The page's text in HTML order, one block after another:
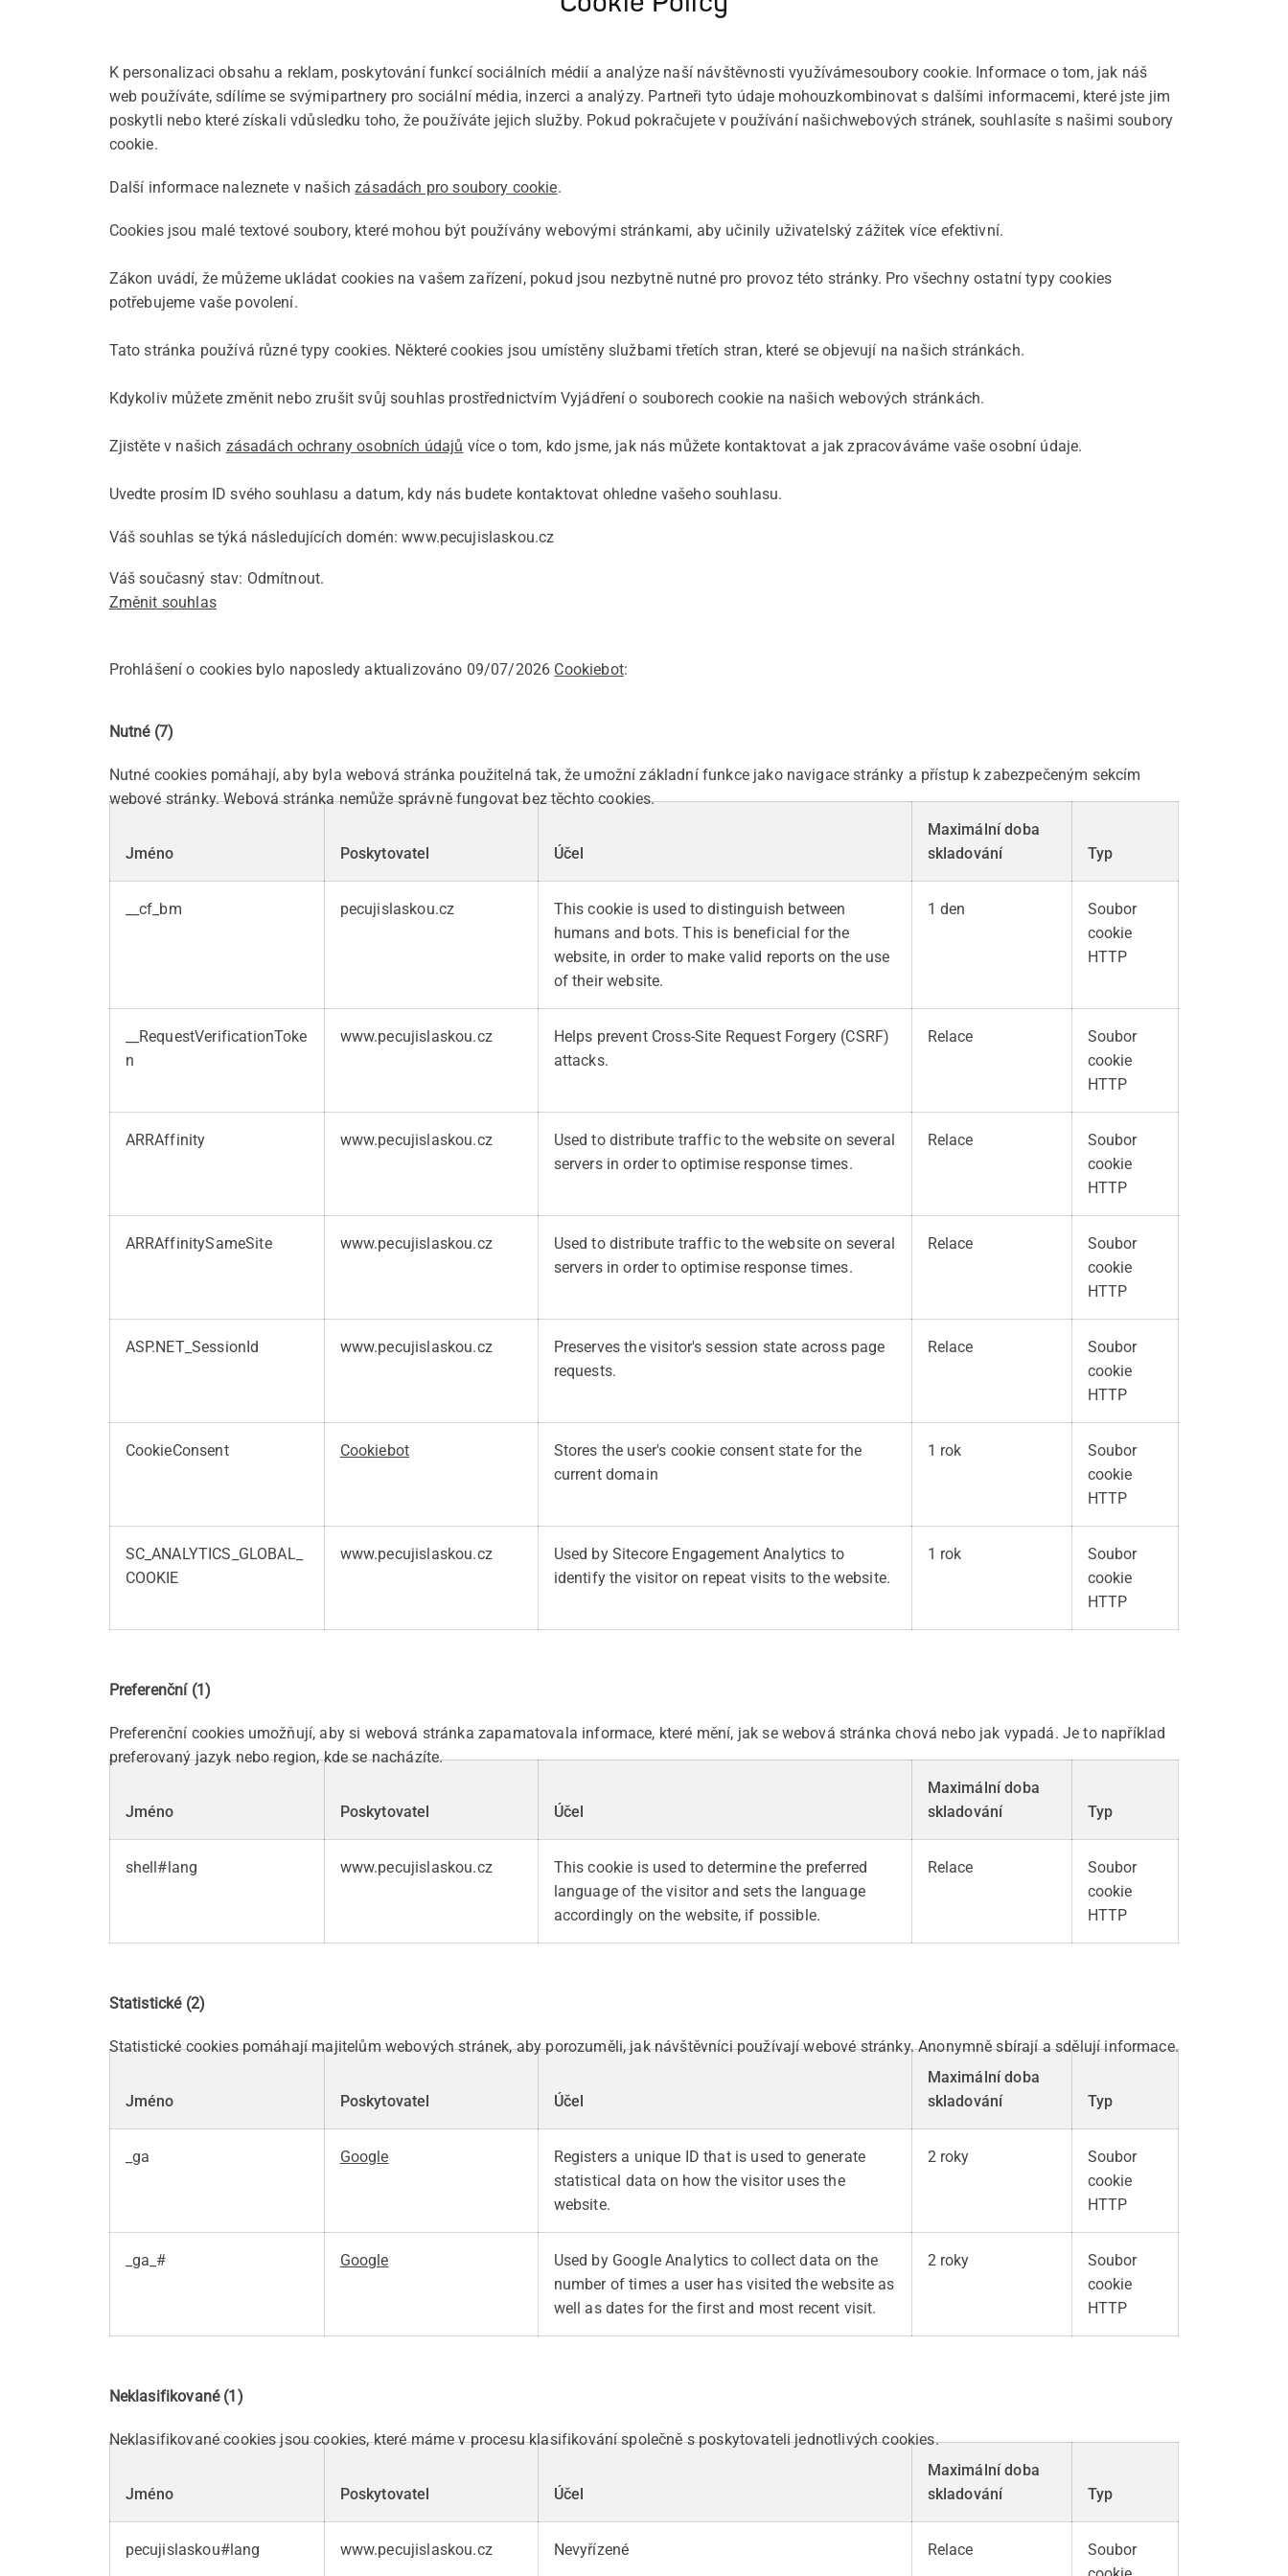
K personalizaci obsahu a reklam, poskytování funkcí sociálních médií a analýze naší návštěvnosti využívámesoubory cookie. Informace o tom, jak náš
web používáte, sdílíme se svýmipartnery pro sociální média, inzerci a analýzy. Partneři tyto údaje mohouzkombinovat s dalšími informacemi, které jste jim
poskytli nebo které získali vdůsledku toho, že používáte jejich služby. Pokud pokračujete v používání našichwebových stránek, souhlasíte s našimi soubory
cookie.
Další informace naleznete v našichzásadách pro soubory cookie.
Cookies jsou malé textové soubory, které mohou být používány webovými stránkami, aby učinily uživatelský zážitek více efektivní.
Zákon uvádí, že můžeme ukládat cookies na vašem zařízení, pokud jsou nezbytně nutné pro provoz této stránky. Pro všechny ostatní typy cookies
potřebujeme vaše povolení.
Tato stránka používá různé typy cookies. Některé cookies jsou umístěny službami třetích stran, které se objevují na našich stránkách.
Kdykoliv můžete změnit nebo zrušit svůj souhlas prostřednictvím Vyjádření o souborech cookie na našich webových stránkách.
Zjistěte v našich zásadách ochrany osobních údajů více o tom, kdo jsme, jak nás můžete kontaktovat a jak zpracováváme vaše osobní údaje.
Uvedte prosím ID svého souhlasu a datum, kdy nás budete kontaktovat ohledne vašeho souhlasu.
Váš souhlas se týká následujících domén: www.pecujislaskou.cz
Váš současný stav: Odmítnout.
Změnit souhlas
Prohlášení o cookies bylo naposledy aktualizováno 09/07/2026 Cookiebot:
Nutné (7)
Nutné cookies pomáhají, aby byla webová stránka použitelná tak, že umožní základní funkce jako navigace stránky a přístup k zabezpečeným sekcím
webové stránky. Webová stránka nemůže správně fungovat bez těchto cookies.
Jméno Poskytovatel Účel
Maximální doba
skladování
Typ
__cf_bm pecujislaskou.cz
This cookie is used to distinguish between
humans and bots. This is beneficial for the
website, in order to make valid reports on the use
of their website.
1 den
Soubor
cookie
HTTP
__RequestVerificationToke
n
www.pecujislaskou.cz
Helps prevent Cross-Site Request Forgery (CSRF)
attacks.
Relace
Soubor
cookie
HTTP
ARRAffinity www.pecujislaskou.cz
Used to distribute traffic to the website on several
servers in order to optimise response times.
Relace
Soubor
cookie
HTTP
ARRAffinitySameSite www.pecujislaskou.cz
Used to distribute traffic to the website on several
servers in order to optimise response times.
Relace
Soubor
cookie
HTTP
ASP.NET_SessionId www.pecujislaskou.cz
Preserves the visitor's session state across page
requests.
Relace
Soubor
cookie
HTTP
CookieConsent Cookiebot
Stores the user's cookie consent state for the
current domain
1 rok
Soubor
cookie
HTTP
SC_ANALYTICS_GLOBAL_
COOKIE
www.pecujislaskou.cz
Used by Sitecore Engagement Analytics to
identify the visitor on repeat visits to the website.
1 rok
Soubor
cookie
HTTP
Preferenční (1)
Preferenční cookies umožňují, aby si webová stránka zapamatovala informace, které mění, jak se webová stránka chová nebo jak vypadá. Je to například
preferovaný jazyk nebo region, kde se nacházíte.
Jméno Poskytovatel Účel
Maximální doba
skladování
Typ
shell#lang www.pecujislaskou.cz
This cookie is used to determine the preferred
language of the visitor and sets the language
accordingly on the website, if possible.
Relace
Soubor
cookie
HTTP
Statistické (2)
Statistické cookies pomáhají majitelům webových stránek, aby porozuměli, jak návštěvníci používají webové stránky. Anonymně sbírají a sdělují informace.
Jméno Poskytovatel Účel
Maximální doba
skladování
Typ
_ga Google
Registers a unique ID that is used to generate
statistical data on how the visitor uses the
website.
2 roky
Soubor
cookie
HTTP
_ga_# Google
Used by Google Analytics to collect data on the
number of times a user has visited the website as
well as dates for the first and most recent visit.
2 roky
Soubor
cookie
HTTP
Neklasifikované (1)
Neklasifikované cookies jsou cookies, které máme v procesu klasifikování společně s poskytovateli jednotlivých cookies.
Jméno Poskytovatel Účel
Maximální doba
skladování
Typ
pecujislaskou#lang www.pecujislaskou.cz Nevyřízené Relace
Soubor